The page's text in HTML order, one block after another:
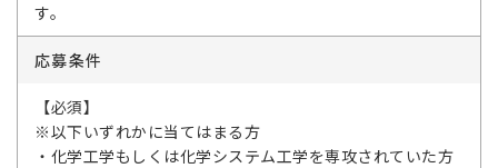
す。
応募条件
【必須】
※以下いずれかに当てはまる方
・化学工学もしくは化学システム工学を専攻されていた方